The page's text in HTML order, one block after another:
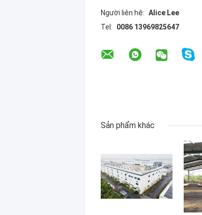
Người liên hệ: Alice Lee
Tel:
0086 13969825647
Sản phẩm khác